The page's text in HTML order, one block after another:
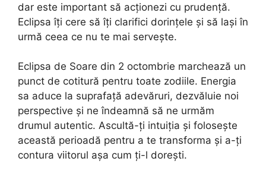
dar este important să acționezi cu prudență.
Eclipsa îți cere să îți clarifici dorințele și să lași în
urmă ceea ce nu te mai servește.
Eclipsa de Soare din 2 octombrie marchează un
punct de cotitură pentru toate zodiile. Energia
sa aduce la suprafață adevăruri, dezvăluie noi
perspective și ne îndeamnă să ne urmăm
drumul autentic. Ascultă-ți intuiția și folosește
această perioadă pentru a te transforma și a-ți
contura viitorul așa cum ți-l dorești.